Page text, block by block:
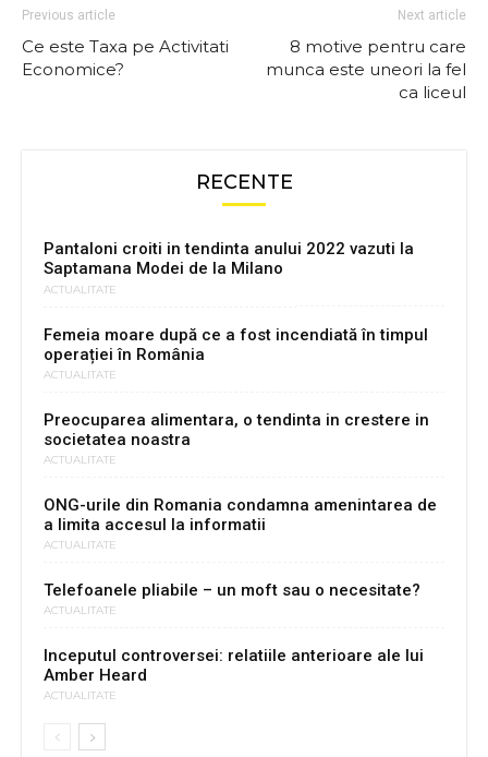
Previous article
Ce este Taxa pe Activitati
Economice?
Next article
8 motive pentru care
munca este uneori la fel
ca liceul
RECENTE
Pantaloni croiti in tendinta anului 2022 vazuti la
Saptamana Modei de la Milano
ACTUALITATE
Femeia moare după ce a fost incendiată în timpul
operației în România
ACTUALITATE
Preocuparea alimentara, o tendinta in crestere in
societatea noastra
ACTUALITATE
ONG-urile din Romania condamna amenintarea de
a limita accesul la informatii
ACTUALITATE
Telefoanele pliabile – un moft sau o necesitate?
ACTUALITATE
Inceputul controversei: relatiile anterioare ale lui
Amber Heard
ACTUALITATE